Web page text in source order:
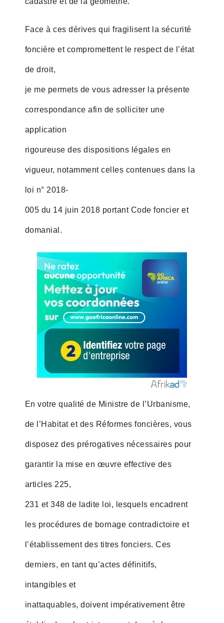
Face à ces dérives qui fragilisent la sécurité
foncière et compromettent le respect de l’état
de droit,
je me permets de vous adresser la présente
correspondance afin de solliciter une
application
rigoureuse des dispositions légales en
vigueur, notamment celles contenues dans la
loi n° 2018-
005 du 14 juin 2018 portant Code foncier et
domanial.
En votre qualité de Ministre de l’Urbanisme,
de l’Habitat et des Réformes foncières, vous
disposez des prérogatives nécessaires pour
garantir la mise en œuvre effective des
articles 225,
231 et 348 de ladite loi, lesquels encadrent
les procédures de bornage contradictoire et
l’établissement des titres fonciers. Ces
derniers, en tant qu’actes définitifs,
intangibles et
inattaquables, doivent impérativement être